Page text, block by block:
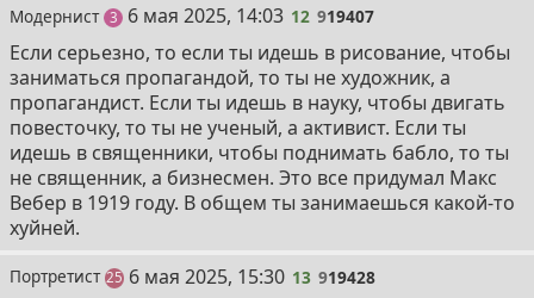
Модернист 3поста
12
6 мая 2025, 14:03 12 919407
Если серьезно, то если ты идешь в рисование, чтобы
заниматься пропагандой, то ты не художник, а
пропагандист. Если ты идешь в науку, чтобы двигать
повесточку, то ты не ученый, а активист. Если ты
идешь в священники, чтобы поднимать бабло, то ты
не священник, а бизнесмен. Это все придумал Макс
Вебер в 1919 году. В общем ты занимаешься какой-то
хуйней.
Портретист 25постов
13
6 мая 2025, 15:30 13 919428